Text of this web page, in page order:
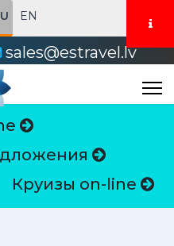
EN
sales@estravel.lv
Круизы on-line